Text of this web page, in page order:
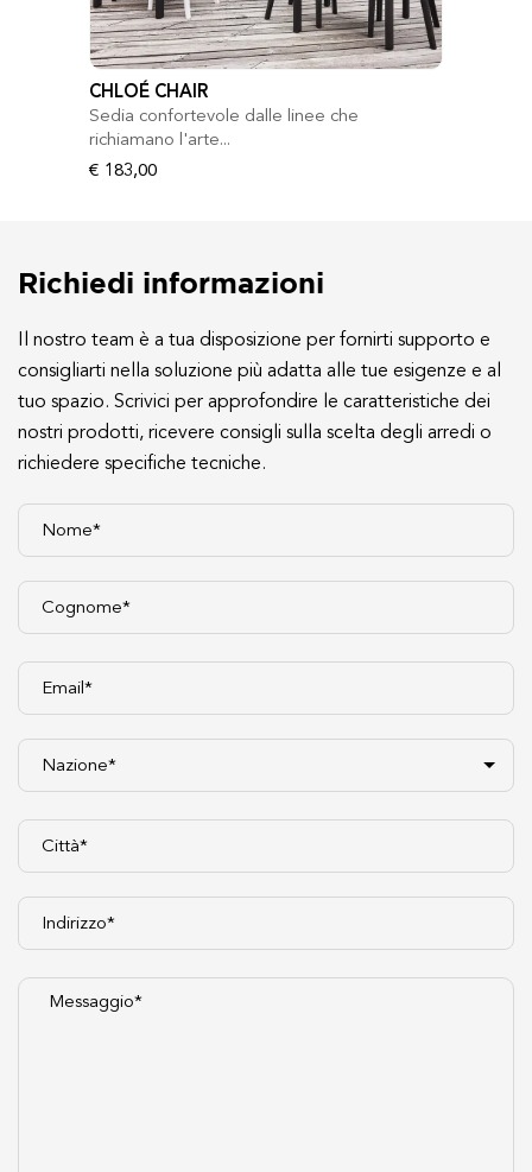
CHLOÉ CHAIR
Sedia confortevole dalle linee che
richiamano l'arte...
€ 183,00
Richiedi informazioni
Il nostro team è a tua disposizione per fornirti supporto e
consigliarti nella soluzione più adatta alle tue esigenze e al
tuo spazio. Scrivici per approfondire le caratteristiche dei
nostri prodotti, ricevere consigli sulla scelta degli arredi o
richiedere specifiche tecniche.